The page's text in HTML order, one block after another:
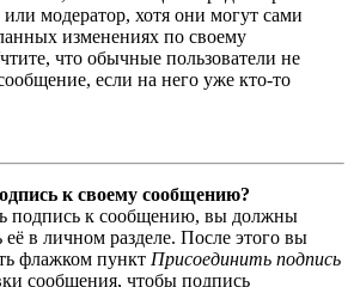
модератор, хотя они могут сами
изменениях по своему
что обычные пользователи не
если на него уже кто-то
к своему сообщению?
подпись к сообщению, вы должны
её в личном разделе. После этого вы
флажком пункт Присоединить подпись
сообщения, чтобы подпись